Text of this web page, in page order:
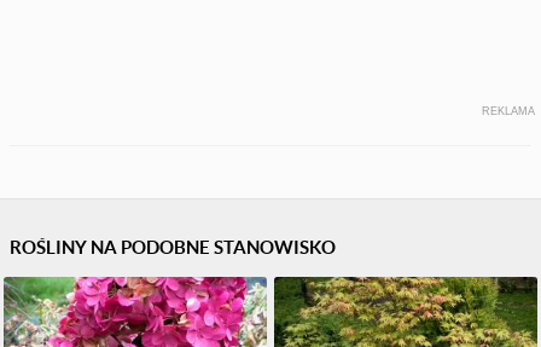
REKLAMA
ROŚLINY NA PODOBNE STANOWISKO